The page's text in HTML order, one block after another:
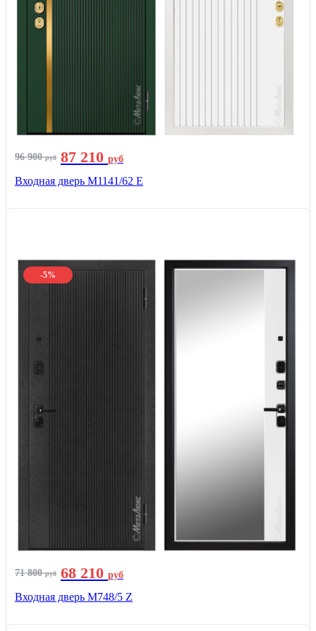
96 900руб 87 210 руб
Входная дверь М1141/62 Е
-5%
71 800руб 68 210 руб
Входная дверь М748/5 Z